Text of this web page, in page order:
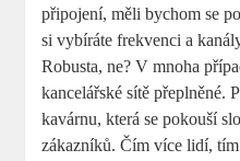
připojení, měli bychom se
si vybíráte frekvenci a
Robusta, ne? V mnoha
kancelářské sítě přeplněné.
kavárnu, která se pokouší
zákazníků. Čím více lidí,